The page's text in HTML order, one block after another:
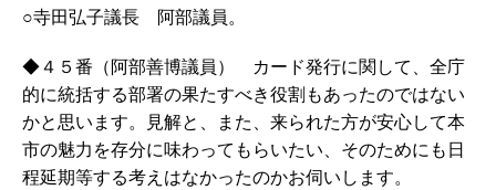
○寺田弘子議長 阿部議員。
◆４５番（阿部善博議員） カード発行に関して、全庁
的に統括する部署の果たすべき役割もあったのではない
かと思います。見解と、また、来られた方が安心して本
市の魅力を存分に味わってもらいたい、そのためにも日
程延期等する考えはなかったのかお伺いします。